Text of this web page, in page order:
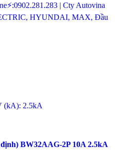
| Cty Autovina
HYUNDAI, MAX, Đầu
(kA): 2.5kA
BW32AAG-2P 10A 2.5kA